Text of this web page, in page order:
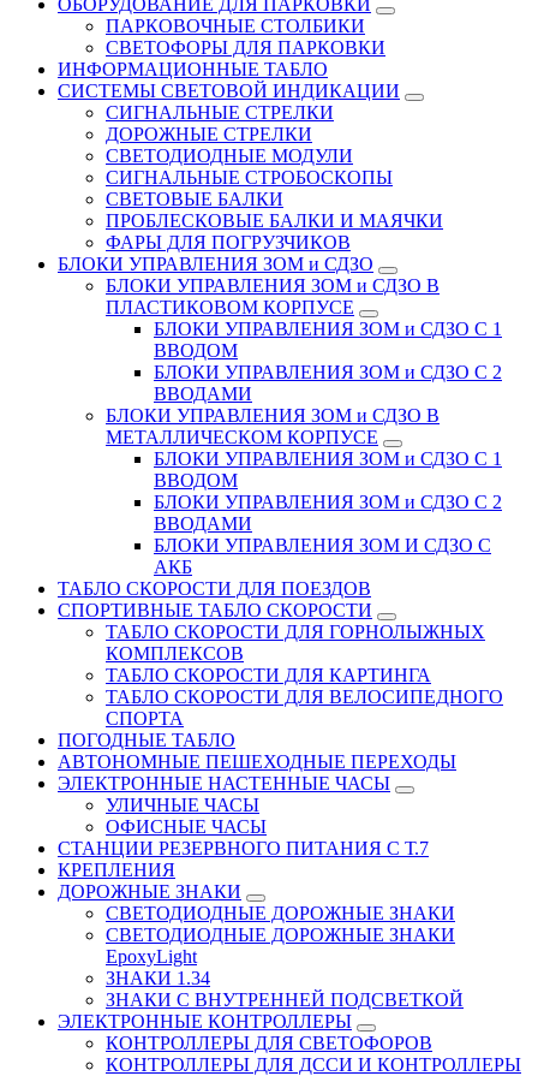
ПАРКОВОЧНЫЕ СТОЛБИКИ
СВЕТОФОРЫ ДЛЯ ПАРКОВКИ
ИНФОРМАЦИОННЫЕ ТАБЛО
CИСТЕМЫ СВЕТОВОЙ ИНДИКАЦИИ
СИГНАЛЬНЫЕ СТРЕЛКИ
ДОРОЖНЫЕ СТРЕЛКИ
СВЕТОДИОДНЫЕ МОДУЛИ
СИГНАЛЬНЫЕ СТРОБОСКОПЫ
СВЕТОВЫЕ БАЛКИ
ПРОБЛЕСКОВЫЕ БАЛКИ И МАЯЧКИ
ФАРЫ ДЛЯ ПОГРУЗЧИКОВ
БЛОКИ УПРАВЛЕНИЯ ЗОМ и СДЗО
БЛОКИ УПРАВЛЕНИЯ ЗОМ и СДЗО В
ПЛАСТИКОВОМ КОРПУСЕ
БЛОКИ УПРАВЛЕНИЯ ЗОМ и СДЗО С 1
ВВОДОМ
БЛОКИ УПРАВЛЕНИЯ ЗОМ и СДЗО С 2
ВВОДАМИ
БЛОКИ УПРАВЛЕНИЯ ЗОМ и СДЗО В
МЕТАЛЛИЧЕСКОМ КОРПУСЕ
БЛОКИ УПРАВЛЕНИЯ ЗОМ и СДЗО С 1
ВВОДОМ
БЛОКИ УПРАВЛЕНИЯ ЗОМ и СДЗО С 2
ВВОДАМИ
БЛОКИ УПРАВЛЕНИЯ ЗОМ И СДЗО С
АКБ
ТАБЛО СКОРОСТИ ДЛЯ ПОЕЗДОВ
СПОРТИВНЫЕ ТАБЛО СКОРОСТИ
ТАБЛО СКОРОСТИ ДЛЯ ГОРНОЛЫЖНЫХ
КОМПЛЕКСОВ
ТАБЛО СКОРОСТИ ДЛЯ КАРТИНГА
ТАБЛО СКОРОСТИ ДЛЯ ВЕЛОСИПЕДНОГО
СПОРТА
ПОГОДНЫЕ ТАБЛО
АВТОНОМНЫЕ ПЕШЕХОДНЫЕ ПЕРЕХОДЫ
ЭЛЕКТРОННЫЕ НАСТЕННЫЕ ЧАСЫ
УЛИЧНЫЕ ЧАСЫ
ОФИСНЫЕ ЧАСЫ
СТАНЦИИ РЕЗЕРВНОГО ПИТАНИЯ С Т.7
КРЕПЛЕНИЯ
ДОРОЖНЫЕ ЗНАКИ
СВЕТОДИОДНЫЕ ДОРОЖНЫЕ ЗНАКИ
СВЕТОДИОДНЫЕ ДОРОЖНЫЕ ЗНАКИ
EpoxyLight
ЗНАКИ 1.34
ЗНАКИ С ВНУТРЕННЕЙ ПОДСВЕТКОЙ
ЭЛЕКТРОННЫЕ КОНТРОЛЛЕРЫ
КОНТРОЛЛЕРЫ ДЛЯ СВЕТОФОРОВ
КОНТРОЛЛЕРЫ ДЛЯ ДССИ И КОНТРОЛЛЕРЫ